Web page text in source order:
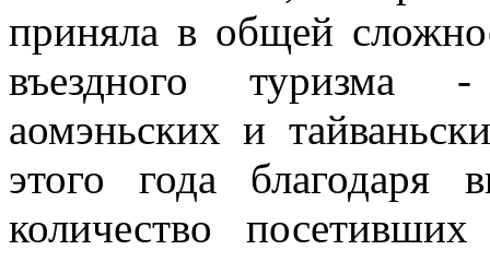
приняла в общей
въездного туризма -
аомэньских и
этого года благодаря
количество